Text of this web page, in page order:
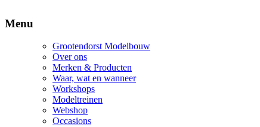
Menu
Grootendorst Modelbouw
Over ons
Merken & Producten
Waar, wat en wanneer
Workshops
Modeltreinen
Webshop
Occasions